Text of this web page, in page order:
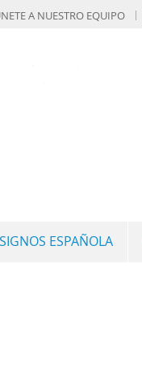
ESPAÑOLA
A NUESTRO EQUIPO